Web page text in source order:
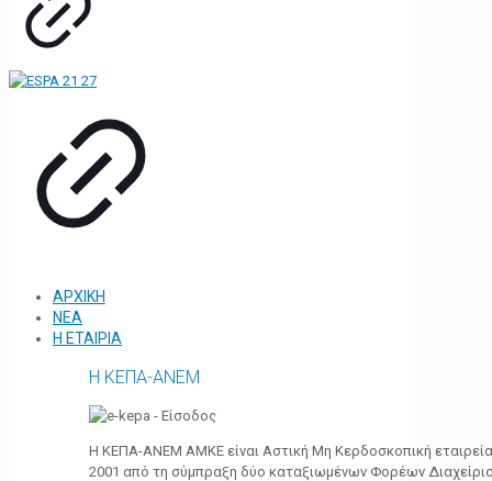
ΑΡΧΙΚΗ
ΝΕΑ
Η ΕΤΑΙΡΙΑ
Η ΚΕΠΑ-ΑΝΕΜ
Η ΚΕΠΑ-ΑΝΕΜ ΑΜΚΕ είναι Αστική Μη Κερδοσκοπική
2001 από τη σύμπραξη δύο καταξιωμένων Φορέων